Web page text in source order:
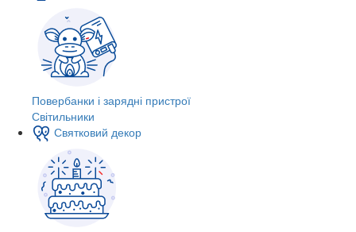
Повербанки і зарядні пристрої
Світильники
Святковий декор